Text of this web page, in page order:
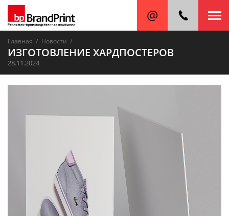
Главная / Новости /
ИЗГОТОВЛЕНИЕ ХАРДПОСТЕРОВ
28.11.2024